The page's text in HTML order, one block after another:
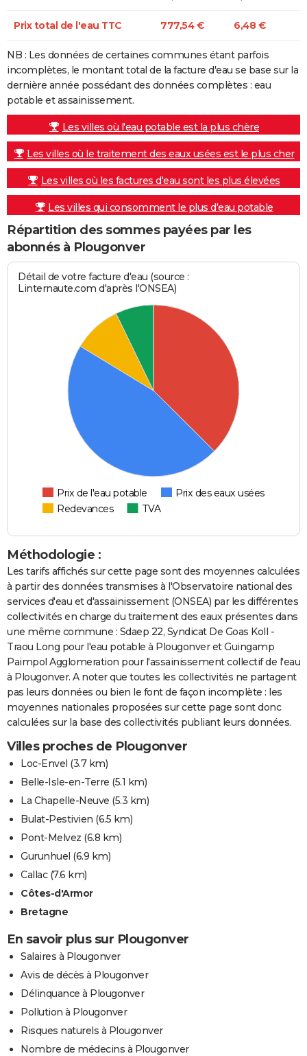
Prix total de l'eau TTC 777,54 € 6,48 €
NB : Les données de certaines communes étant parfois
incomplètes, le montant total de la facture d'eau se base sur la
dernière année possédant des données complètes : eau
potable et assainissement.
Les villes où l'eau potable est la plus chère
Les villes où le traitement des eaux usées est le plus cher
Les villes où les factures d'eau sont les plus élevées
Les villes qui consomment le plus d'eau potable
Répartition des sommes payées par les
abonnés à Plougonver
Détail de votre facture d'eau (source :
Linternaute.com d'après l'ONSEA)
Prix de l'eau potable
Prix des eaux usées
Redevances
TVA
Méthodologie :
Les tarifs affichés sur cette page sont des moyennes calculées
à partir des données transmises à l'Observatoire national des
services d'eau et d'assainissement (ONSEA) par les différentes
collectivités en charge du traitement des eaux présentes dans
une même commune : Sdaep 22, Syndicat De Goas Koll -
Traou Long pour l'eau potable à Plougonver et Guingamp
Paimpol Agglomeration pour l'assainissement collectif de l'eau
à Plougonver. A noter que toutes les collectivités ne partagent
pas leurs données ou bien le font de façon incomplète : les
moyennes nationales proposées sur cette page sont donc
calculées sur la base des collectivités publiant leurs données.
Villes proches de Plougonver
Loc-Envel (3.7 km)
Belle-Isle-en-Terre (5.1 km)
La Chapelle-Neuve (5.3 km)
Bulat-Pestivien (6.5 km)
Pont-Melvez (6.8 km)
Gurunhuel (6.9 km)
Callac(7.6 km)
Côtes-d'Armor
Bretagne
En savoir plus sur Plougonver
Salaires à Plougonver
Avis de décès à Plougonver
Délinquance à Plougonver
Pollution à Plougonver
Risques naturels à Plougonver
Nombre de médecins à Plougonver